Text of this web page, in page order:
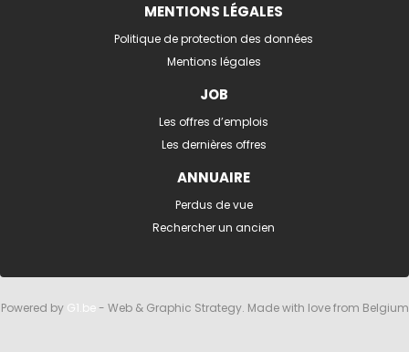
MENTIONS LÉGALES
Politique de protection des données
Mentions légales
JOB
Les offres d’emplois
Les dernières offres
ANNUAIRE
Perdus de vue
Rechercher un ancien
Powered by G1.be- Web & Graphic Strategy. Made with love from Belgium